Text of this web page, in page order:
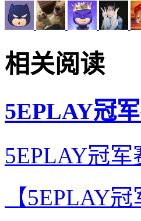
相关阅读
5EPLAY冠
5EPLAY冠
【5EPLAY